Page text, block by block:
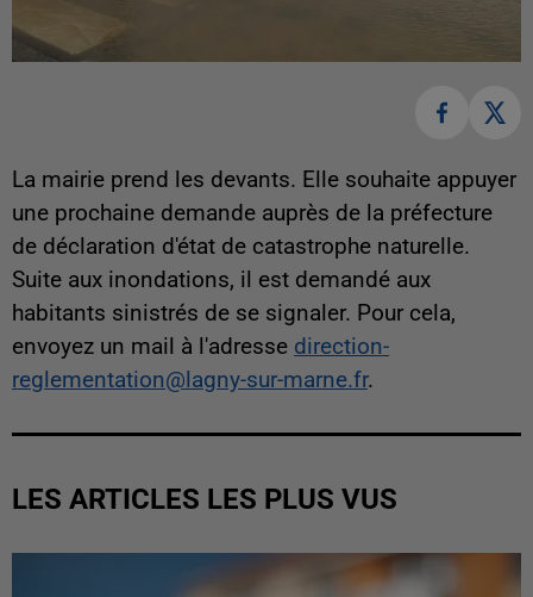
La mairie prend les devants. Elle souhaite appuyer
une prochaine demande auprès de la préfecture
de déclaration d'état de catastrophe naturelle.
Suite aux inondations, il est demandé aux
habitants sinistrés de se signaler. Pour cela,
envoyez un mail à l'adresse direction-
reglementation@lagny-sur-marne.fr.
LES ARTICLES LES PLUS VUS